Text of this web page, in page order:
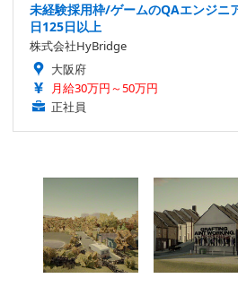
未経験採用枠/ゲームのQAエンジニ
日125日以上
株式会社HyBridge
大阪府
月給30万円～50万円
正社員